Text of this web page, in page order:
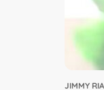
JIMMY